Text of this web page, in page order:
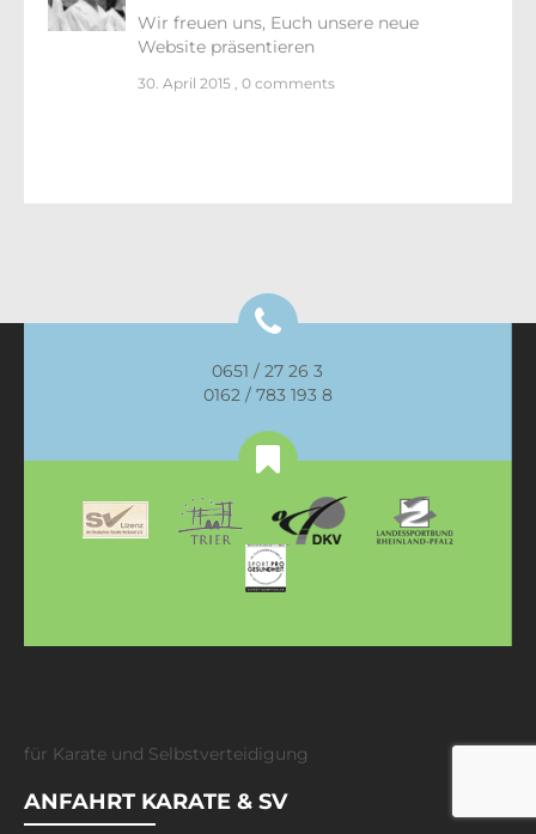
Wir freuen uns, Euch unsere neue
Website präsentieren
30. April 2015 0 comments
0651 / 27 26 3
0162 / 783 193 8
für Karate und Selbstverteidigung
ANFAHRT KARATE & SV